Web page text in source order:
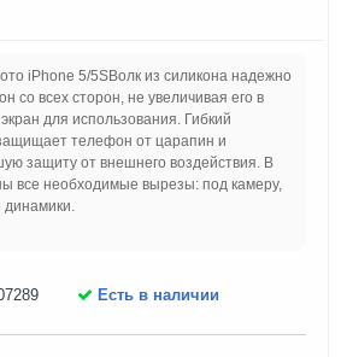
iPhone 5/5SВолк из силикона надежно
со всех сторон, не увеличивая его в
для использования. Гибкий
телефон от царапин и
защиту от внешнего воздействия. В
все необходимые вырезы: под камеру,
динамики.
Есть в наличии